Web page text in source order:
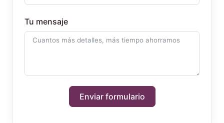
Tu mensaje
Enviar formulario